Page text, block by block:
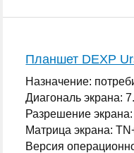
Планшет DEXP
Назначение:
Диагональ экрана:
Разрешение
Матрица экрана:
Версия